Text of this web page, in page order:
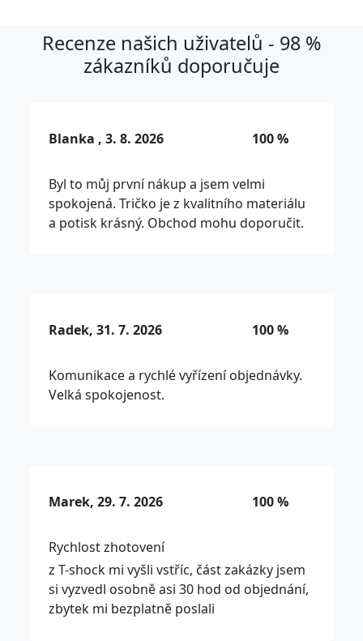
Recenze našich uživatelů - 98 %
zákazníků doporučuje
Blanka , 3. 8. 2026 100 %
Byl to můj první nákup a jsem velmi
spokojená. Tričko je z kvalitního materiálu
a potisk krásný. Obchod mohu doporučit.
Radek, 31. 7. 2026 100 %
Komunikace a rychlé vyřízení objednávky.
Velká spokojenost.
Marek, 29. 7. 2026 100 %
Rychlost zhotovení
z T-shock mi vyšli vstříc, část zakázky jsem
si vyzvedl osobně asi 30 hod od objednání,
zbytek mi bezplatně poslali